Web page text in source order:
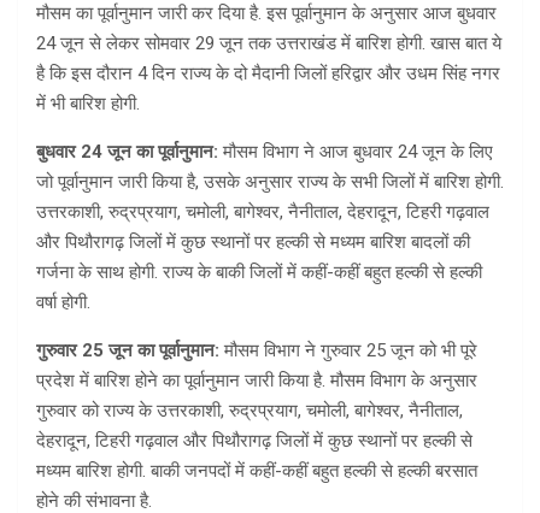
मौसम का पूर्वानुमान जारी कर दिया है. इस पूर्वानुमान के अनुसार आज बुधवार
24 जून से लेकर सोमवार 29 जून तक उत्तराखंड में बारिश होगी. खास बात ये
है कि इस दौरान 4 दिन राज्य के दो मैदानी जिलों हरिद्वार और उधम सिंह नगर
में भी बारिश होगी.
बुधवार 24 जून का पूर्वानुमान: मौसम विभाग ने आज बुधवार 24 जून के लिए
जो पूर्वानुमान जारी किया है, उसके अनुसार राज्य के सभी जिलों में बारिश होगी.
उत्तरकाशी, रुद्रप्रयाग, चमोली, बागेश्वर, नैनीताल, देहरादून, टिहरी गढ़वाल
और पिथौरागढ़ जिलों में कुछ स्थानों पर हल्की से मध्यम बारिश बादलों की
गर्जना के साथ होगी. राज्य के बाकी जिलों में कहीं-कहीं बहुत हल्की से हल्की
वर्षा होगी.
गुरुवार 25 जून का पूर्वानुमान:मौसम विभाग ने गुरुवार 25 जून को भी पूरे
प्रदेश में बारिश होने का पूर्वानुमान जारी किया है. मौसम विभाग के अनुसार
गुरुवार को राज्य के उत्तरकाशी, रुद्रप्रयाग, चमोली, बागेश्वर, नैनीताल,
देहरादून, टिहरी गढ़वाल और पिथौरागढ़ जिलों में कुछ स्थानों पर हल्की से
मध्यम बारिश होगी. बाकी जनपदों में कहीं-कहीं बहुत हल्की से हल्की बरसात
होने की संभावना है.